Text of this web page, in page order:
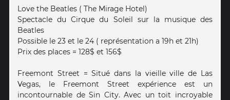
Love the Beatles ( The Mirage Hotel)
Spectacle du Cirque du Soleil sur la musique des
Beatles
Possible le 23 et le 24 ( représentation a 19h et 21h)
Prix des places = 128$ et 156$
Freemont Street = Situé dans la vieille ville de Las
Vegas, le Freemont Street expérience est un
incontournable de Sin City. Avec un toit incroyable